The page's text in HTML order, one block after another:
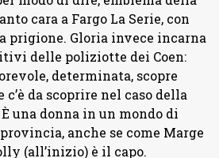
cara a Fargo La Serie, con
prigione. Gloria invece incarna
delle poliziotte dei Coen:
determinata, scopre
da scoprire nel caso della
una donna in un mondo di
anche se come Marge
(all’inizio) è il capo.